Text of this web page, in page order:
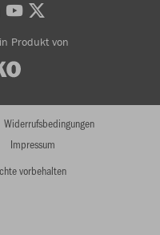
Produkt von
vorbehalten
Widerrufsbedingungen
Impressum